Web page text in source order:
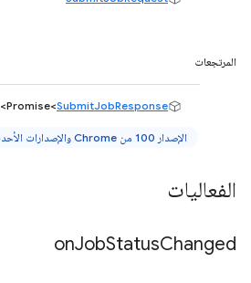
المرتجعات
Promise<SubmitJobResponse
>
الإصدار 100 من Chrome والإصدارات الأحدث
الفعاليات
onJobStatusChanged